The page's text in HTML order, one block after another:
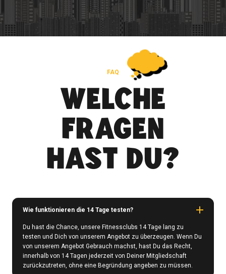
FAQ
WELCHE
FRAGEN
HAST DU?
Wie funktionieren die 14 Tage testen?
Du hast die Chance, unsere Fitnessclubs 14 Tage lang zu
testen und Dich von unserem Angebot zu überzeugen. Wenn Du
von unserem Angebot Gebrauch machst, hast Du das Recht,
innerhalb von 14 Tagen jederzeit von Deiner Mitgliedschaft
zurückzutreten, ohne eine Begründung angeben zu müssen.